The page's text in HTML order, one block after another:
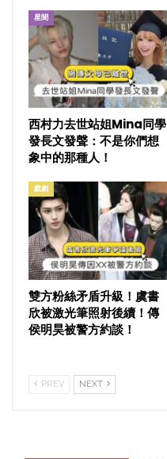
星聞
西村力去世站姐Mina同學
發長文發聲：不是你們想
象中的那種人！
戲劇
雙方粉絲矛盾升級！虞書
欣被激光筆照射後續！傳
侯明昊被警方約談！
PREV NEXT